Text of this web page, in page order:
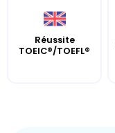
Réussite
TOEIC®/TOEFL®